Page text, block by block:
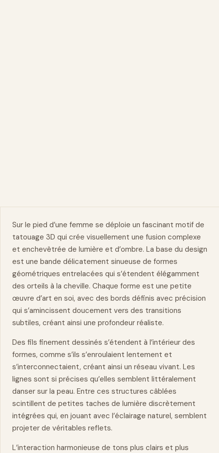
Sur le pied d’une femme se déploie un fascinant motif de
tatouage 3D qui crée visuellement une fusion complexe
et enchevêtrée de lumière et d’ombre. La base du design
est une bande délicatement sinueuse de formes
géométriques entrelacées qui s’étendent élégamment
des orteils à la cheville. Chaque forme est une petite
œuvre d’art en soi, avec des bords définis avec précision
qui s’amincissent doucement vers des transitions
subtiles, créant ainsi une profondeur réaliste.
Des fils finement dessinés s’étendent à l’intérieur des
formes, comme s’ils s’enroulaient lentement et
s’interconnectaient, créant ainsi un réseau vivant. Les
lignes sont si précises qu’elles semblent littéralement
danser sur la peau. Entre ces structures câblées
scintillent de petites taches de lumière discrètement
intégrées qui, en jouant avec l’éclairage naturel, semblent
projeter de véritables reflets.
L’interaction harmonieuse de tons plus clairs et plus